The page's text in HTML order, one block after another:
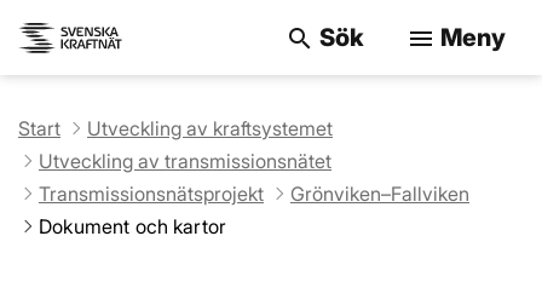
search Sök menu Meny
Start
Utveckling av kraftsystemet
Utveckling av transmissionsnätet
Transmissionsnätsprojekt
Grönviken–Fallviken
Dokument och kartor